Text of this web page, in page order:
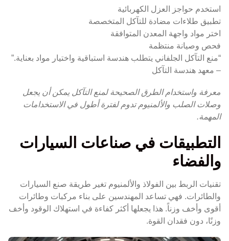
استخدم حواجز العزل الكهربائية
تطبيق طلاءات مضادة للتآكل المتخصصة
اختر مواد واجهة المعدن المتوافقة
فحص وصيانة منتظمة
“منع التآكل الجلفاني يتطلب هندسة استباقية واختيار مواد بعناية.”
– معهد هندسة التآكل
معرفة واستخدام الطرق الصحيحة لمنع التآكل يمكن أن يجعل
وصلات الصلب والألمنيوم تدوم لفترة أطول في الاستخدامات
المهمة.
التطبيقات في صناعات السيارات
والفضاء
تقنيات الربط بين الفولاذ والألمنيوم تغير طريقة صنع السيارات
والطائرات. فهي تساعد المهندسين على بناء مركبات وطائرات
أقوى وأخف وزناً. هذا يجعلها أكثر كفاءة في استهلاك الوقود وأخف
وزنًا، دون فقدان القوة.